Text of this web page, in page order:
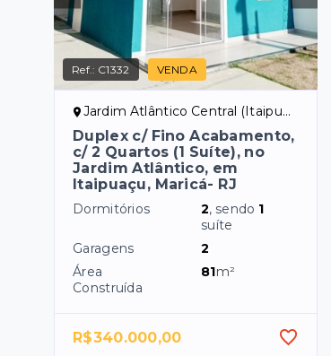
Ref.: C1332 VENDA
Jardim Atlântico Central (Itaipuaçu) - Maricá/RJ
Duplex c/ Fino Acabamento,
c/ 2 Quartos (1 Suíte), no
Jardim Atlântico, em
Itaipuaçu, Maricá- RJ
Dormitórios 2, sendo 1
suíte
Garagens
2
Área
Construída
81m²
R$340.000,00